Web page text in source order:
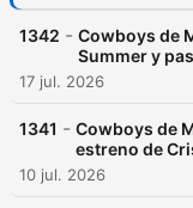
1342 - Cowboys de
Summer y
17 jul. 2026
1341 - Cowboys de
estreno de
10 jul. 2026